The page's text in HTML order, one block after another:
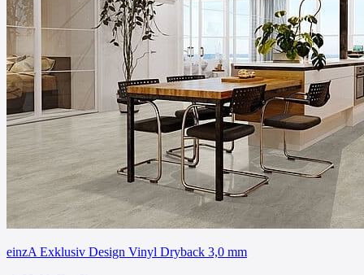
einzA Exklusiv Design Vinyl Dryback 3,0 mm